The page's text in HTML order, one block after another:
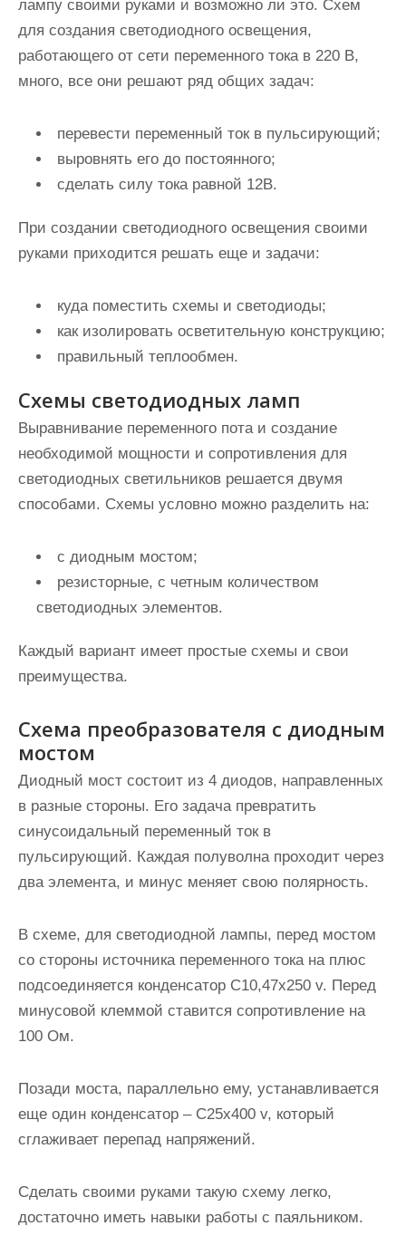
лампу своими руками и возможно ли это. Схем
для создания светодиодного освещения,
работающего от сети переменного тока в 220 В,
много, все они решают ряд общих задач:
перевести переменный ток в пульсирующий;
выровнять его до постоянного;
сделать силу тока равной 12В.
При создании светодиодного освещения своими
руками приходится решать еще и задачи:
куда поместить схемы и светодиоды;
как изолировать осветительную конструкцию;
правильный теплообмен.
Схемы светодиодных ламп
Выравнивание переменного пота и создание
необходимой мощности и сопротивления для
светодиодных светильников решается двумя
способами. Схемы условно можно разделить на:
с диодным мостом;
резисторные, с четным количеством
светодиодных элементов.
Каждый вариант имеет простые схемы и свои
преимущества.
Схема преобразователя с диодным
мостом
Диодный мост состоит из 4 диодов, направленных
в разные стороны. Его задача превратить
синусоидальный переменный ток в
пульсирующий. Каждая полуволна проходит через
два элемента, и минус меняет свою полярность.
В схеме, для светодиодной лампы, перед мостом
со стороны источника переменного тока на плюс
подсоединяется конденсатор С10,47х250 v. Перед
минусовой клеммой ставится сопротивление на
100 Ом.
Позади моста, параллельно ему, устанавливается
еще один конденсатор – С25х400 v, который
сглаживает перепад напряжений.
Сделать своими руками такую схему легко,
достаточно иметь навыки работы с паяльником.